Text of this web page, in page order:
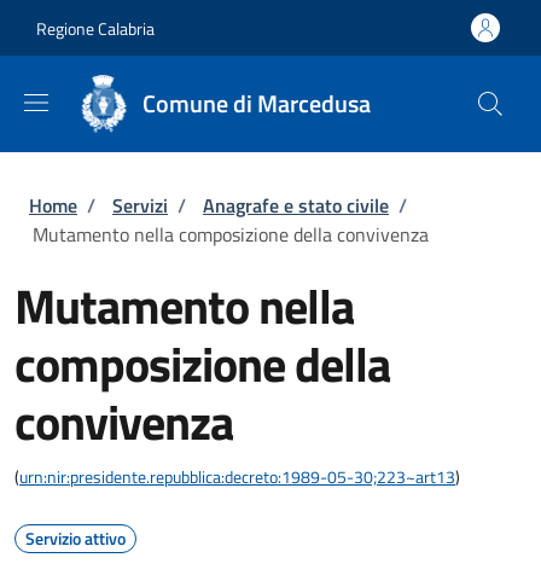
Regione Calabria
Comune di Marcedusa
Briciole di pane
Home / Servizi / Anagrafe e stato civile /
Mutamento nella composizione della convivenza
Mutamento nella
composizione della
convivenza
(urn:nir:presidente.repubblica:decreto:1989-05-30;223~art13)
Servizio attivo